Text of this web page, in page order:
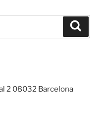
2 08032 Barcelona